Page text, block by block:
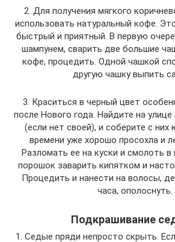
2. Для получения мягкого
использовать натуральный кофе.
быстрый и приятный. В первую
шампунем, сварить две большие
кофе, процедить. Одной чашкой
другую чашку выпить
3. Краситься в черный цвет
после Нового года. Найдите на
(если нет своей), и соберите с них
времени уже хорошо просохла и
Разломать ее на куски и смолоть
порошок заварить кипятком и
Процедить и нанести на волосы,
часа, ополоснуть.
Подкрашивание
1. Седые пряди непросто скрыть.